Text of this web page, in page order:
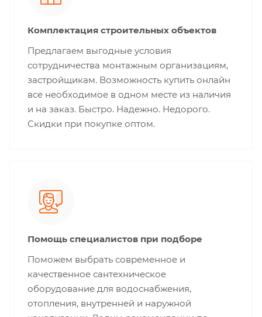
Комплектация строительных объектов
Предлагаем выгодные условия
сотрудничества монтажным организациям,
застройщикам. Возможность купить онлайн
все необходимое в одном месте из наличия
и на заказ. Быстро. Надежно. Недорого.
Скидки при покупке оптом.
Помощь специалистов при подборе
Поможем выбрать современное и
качественное сантехническое
оборудование для водоснабжения,
отопления, внутренней и наружной